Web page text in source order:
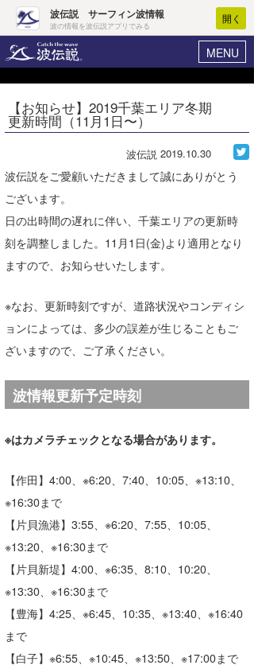
波伝説 サーフィン波情報
波の情報を波伝説アプリでみる
開く
MENU
ヘルプ マイホーム
ログイン
波情報･概況
WAVE HUNTER波予想ツール
気象情報
サーフィンエリアガイド
【お知らせ】2019千葉エリア冬期
更新時間（11月1日〜）
波伝説 2019.10.30
波伝説をご愛顧いただきまして誠にありがとう
ございます。
日の出時間の遅れに伴い、千葉エリアの更新時
刻を調整しました。11月1日(金)より適用となり
ますので、お知らせいたします。
※なお、更新時刻ですが、道路状況やコンディシ
ョンによっては、多少の誤差が生じることもご
ざいますので、ご了承ください。
波情報更新予定時刻
※はカメラチェックとなる場合があります。
【作田】4:00、※6:20、7:40、10:05、※13:10、
※16:30まで
【片貝漁港】3:55、※6:20、7:55、10:05、
※13:20、※16:30まで
【片貝新堤】4:00、※6:35、8:10、10:20、
※13:30、※16:30まで
【豊海】4:25、※6:45、10:35、※13:40、※16:40
まで
【白子】※6:55、※10:45、※13:50、※17:00まで
Core Surf Japan
ファッション/グッズ
アート＆エンタメ
コラム
トラベル
ショップ情報
ショップ情報
千葉北
伊豆
大阪
四国
沖縄
ウラナミ
その他
ルール＆How to
サーファーズ